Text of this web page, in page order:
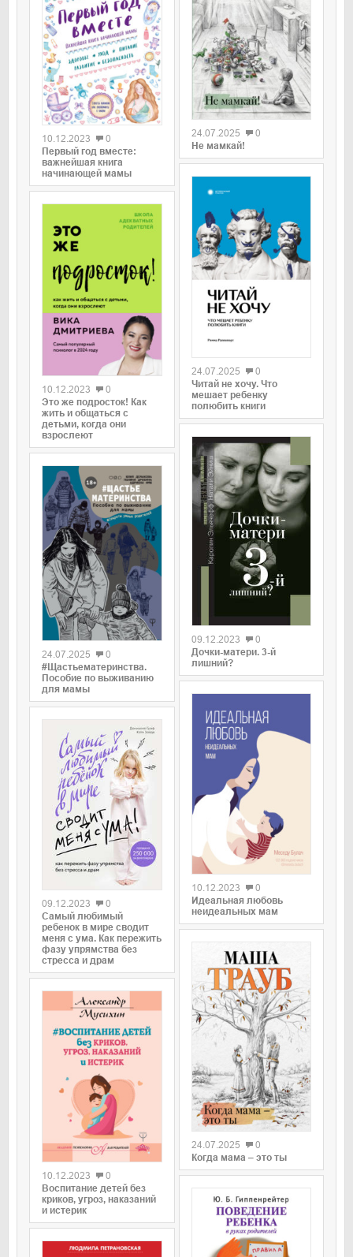
0
10.12.2023
0
Первый год вместе:
важнейшая книга
начинающей мамы
10.12.2023
0
Это же подросток! Как
жить и общаться с
детьми, когда они
взрослеют
24.07.2025
0
#Щастьематеринства.
Пособие по выживанию
для мамы
09.12.2023
0
Самый любимый
ребенок в мире сводит
меня с ума. Как пережить
фазу упрямства без
стресса и драм
0
10.12.2023
0
Воспитание детей без
криков, угроз, наказаний
и истерик
24.07.2025
0
Не мамкай!
24.07.2025
0
Читай не хочу. Что
мешает ребенку
полюбить книги
09.12.2023
0
Дочки-матери. 3-й
лишний?
0
10.12.2023
0
Идеальная любовь
неидеальных мам
0
24.07.2025
0
Когда мама – это ты